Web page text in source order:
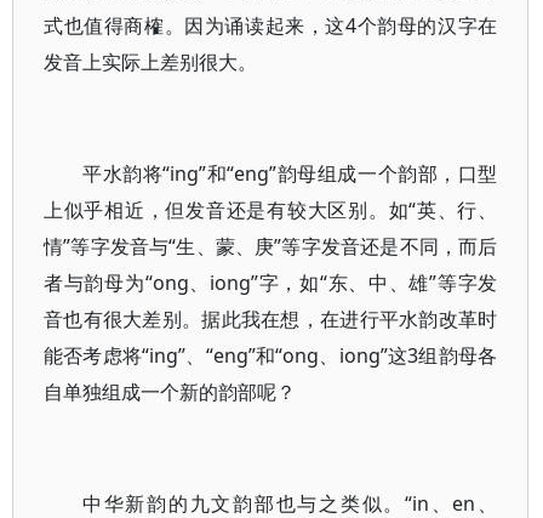
式也值得商榷。因为诵读起来，这4个韵母的汉字在
发音上实际上差别很大。
平水韵将“ing”和“eng”韵母组成一个韵部，口型
上似乎相近，但发音还是有较大区别。如“英、行、
情”等字发音与“生、蒙、庚”等字发音还是不同，而后
者与韵母为“ong、iong”字，如“东、中、雄”等字发
音也有很大差别。据此我在想，在进行平水韵改革时
能否考虑将“ing”、“eng”和“ong、iong”这3组韵母各
自单独组成一个新的韵部呢？
中华新韵的九文韵部也与之类似。“in、en、